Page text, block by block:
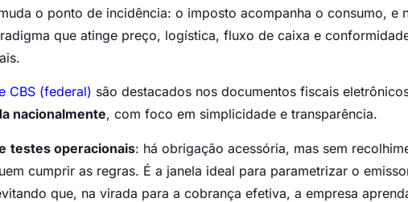
o ponto de incidência: o imposto acompanha o consumo, e
que atinge preço, logística, fluxo de caixa e
CBS (federal) são destacados nos documentos fiscais
nacionalmente, com foco em simplicidade e transparência.
testes operacionais: há obrigação acessória, mas sem
cumprir as regras. É a janela ideal para parametrizar o
que, na virada para a cobrança efetiva, a empresa